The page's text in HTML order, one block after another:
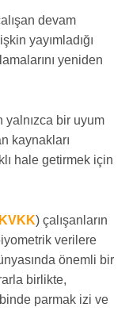
devam
yayımladığı
yeniden
yalnızca bir uyum
kaynakları
hale getirmek için
KVKK) çalışanların
verilere
önemli bir
birlikte,
parmak izi ve